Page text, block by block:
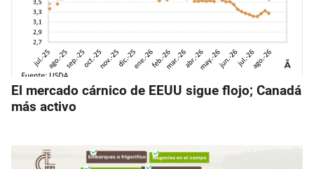
El mercado cárnico de EEUU sigue flojo; Canadá
más activo